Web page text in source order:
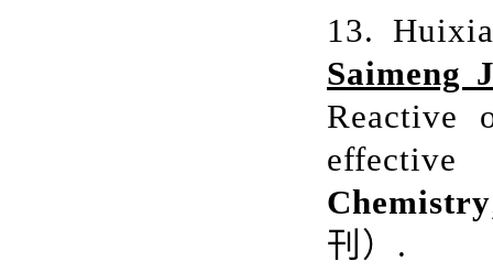
13.
Saimeng
Reactive
Chemistry
刊） .